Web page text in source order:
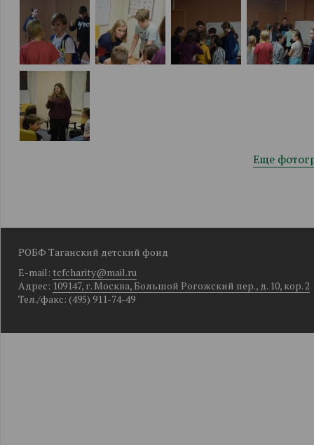
Еще
РОБФ Таганский детский фонд
E-mail: tcfcharity@mail.ru
Адрес: 109147, г. Москва, Большой Рогожский пер., д. 10, кор. 2
Тел./факс: (495) 911-74-49